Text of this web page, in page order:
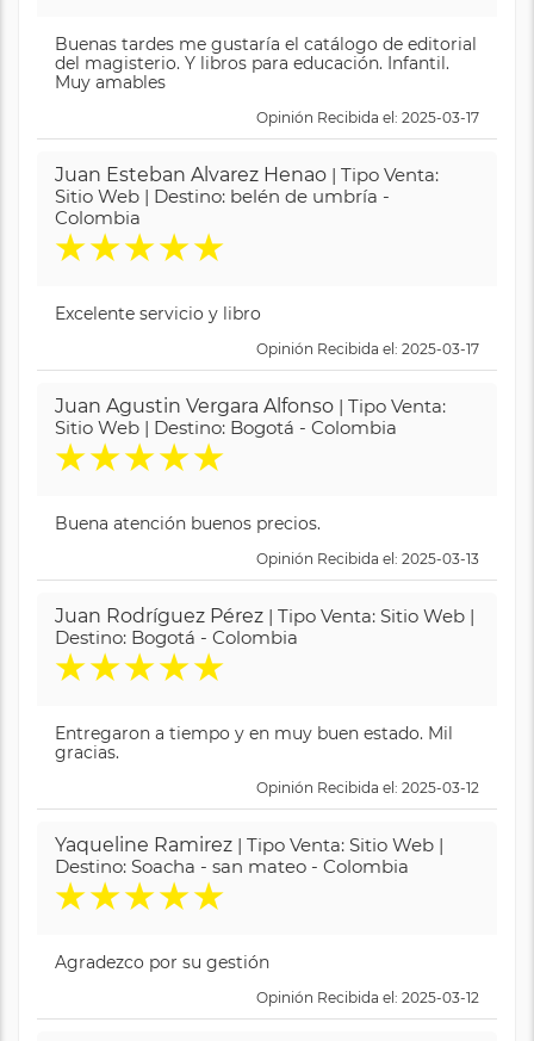
Buenas tardes me gustaría el catálogo de editorial
del magisterio. Y libros para educación. Infantil.
Muy amables
Opinión Recibida el: 2025-03-17
Juan Esteban Alvarez Henao | Tipo Venta:
Sitio Web | Destino: belén de umbría -
Colombia
★★★★★
Excelente servicio y libro
Opinión Recibida el: 2025-03-17
Juan Agustin Vergara Alfonso | Tipo Venta:
Sitio Web | Destino: Bogotá - Colombia
★★★★★
Buena atención buenos precios.
Opinión Recibida el: 2025-03-13
Juan Rodríguez Pérez | Tipo Venta: Sitio Web |
Destino: Bogotá - Colombia
★★★★★
Entregaron a tiempo y en muy buen estado. Mil
gracias.
Opinión Recibida el: 2025-03-12
Yaqueline Ramirez | Tipo Venta: Sitio Web |
Destino: Soacha - san mateo - Colombia
★★★★★
Agradezco por su gestión
Opinión Recibida el: 2025-03-12